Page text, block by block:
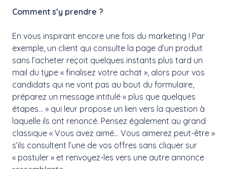
Comment s’y prendre ?
En vous inspirant encore une fois du marketing ! Par
exemple, un client qui consulte la page d’un produit
sans l’acheter reçoit quelques instants plus tard un
mail du type « finalisez votre achat », alors pour vos
candidats qui ne vont pas au bout du formulaire,
préparez un message intitulé « plus que quelques
étapes… » qui leur propose un lien vers la question à
laquelle ils ont renoncé. Pensez également au grand
classique « Vous avez aimé… Vous aimerez peut-être »
s’ils consultent l’une de vos offres sans cliquer sur
« postuler » et renvoyez-les vers une autre annonce